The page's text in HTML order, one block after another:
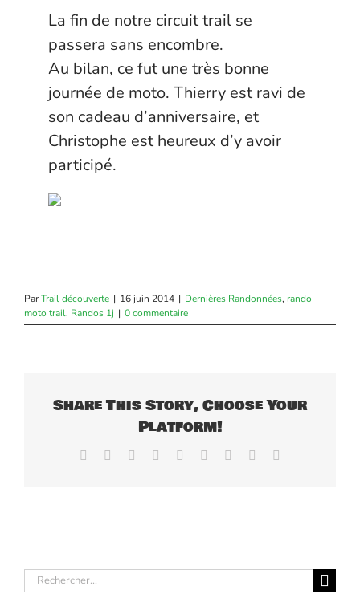
La fin de notre circuit trail se
passera sans encombre.
Au bilan, ce fut une très bonne
journée de moto. Thierry est ravi de
son cadeau d’anniversaire, et
Christophe est heureux d’y avoir
participé.
ParTrail découverte | 16 juin 2014 | Dernières Randonnées, rando
moto trail, Randos 1j | 0 commentaire
Share This Story, Choose Your
Platform!
Facebook Reddit LinkedInWhatsApp
TumblrPinterest
Rechercher: